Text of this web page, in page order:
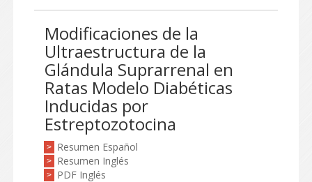
Modificaciones de la
Ultraestructura de la
Glándula Suprarrenal en
Ratas Modelo Diabéticas
Inducidas por
Estreptozotocina
> Resumen Español
> Resumen Inglés
> PDF Inglés